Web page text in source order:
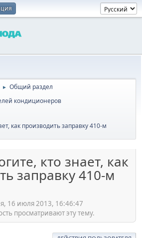
► Общий раздел
кондиционеров
как производить заправку 410-м
кто знает, как
заправку 410-м
16 июля 2013, 16:46:47
просматривают эту тему.